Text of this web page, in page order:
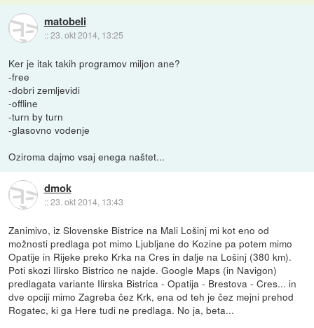
matobeli
::23. okt 2014, 13:25
Ker je itak takih programov miljon ane?
-free
-dobri zemljevidi
-offline
-turn by turn
-glasovno vodenje
Oziroma dajmo vsaj enega naštet...
dmok
::23. okt 2014, 13:43
Zanimivo, iz Slovenske Bistrice na Mali Lošinj mi kot eno od
možnosti predlaga pot mimo Ljubljane do Kozine pa potem mimo
Opatije in Rijeke preko Krka na Cres in dalje na Lošinj (380 km).
Poti skozi Ilirsko Bistrico ne najde. Google Maps (in Navigon)
predlagata variante Ilirska Bistrica - Opatija - Brestova - Cres... in
dve opciji mimo Zagreba čez Krk, ena od teh je čez mejni prehod
Rogatec, ki ga Here tudi ne predlaga. No ja, beta...